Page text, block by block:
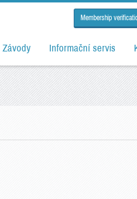
Membership
Závody Informační servis